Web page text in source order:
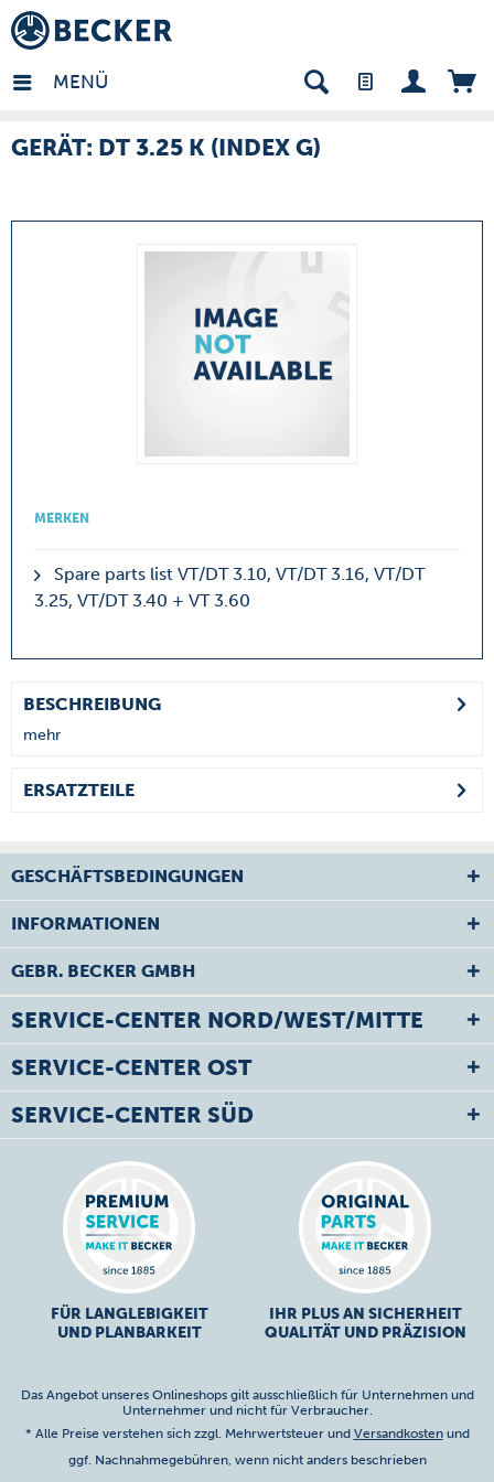
MENÜ
- DE
GERÄT: DT 3.25 K (INDEX G)
MERKEN
Spare parts list VT/DT 3.10, VT/DT 3.16, VT/DT
3.25, VT/DT 3.40 + VT 3.60
BESCHREIBUNG
mehr
ERSATZTEILE
GESCHÄFTSBEDINGUNGEN
INFORMATIONEN
GEBR. BECKER GMBH
SERVICE-CENTER NORD/WEST/MITTE
SERVICE-CENTER OST
SERVICE-CENTER SÜD
FÜR LANGLEBIGKEIT
UND PLANBARKEIT
IHR PLUS AN SICHERHEIT
QUALITÄT UND PRÄZISION
Das Angebot unseres Onlineshops gilt ausschließlich für Unternehmen und
Unternehmer und nicht für Verbraucher.
* Alle Preise verstehen sich zzgl. Mehrwertsteuer und Versandkostenund
ggf. Nachnahmegebühren, wenn nicht anders beschrieben